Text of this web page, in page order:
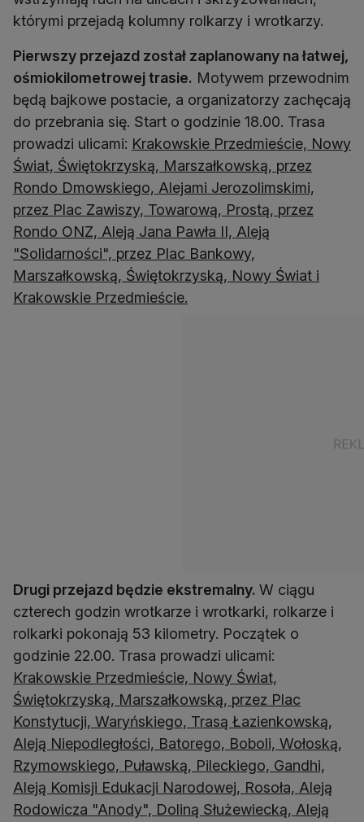
którymi przejadą kolumny rolkarzy i wrotkarzy.
Pierwszy przejazd został zaplanowany na łatwej,
ośmiokilometrowej trasie. Motywem przewodnim
będą bajkowe postacie, a organizatorzy zachęcają
do przebrania się. Start o godzinie 18.00. Trasa
prowadzi ulicami: Krakowskie Przedmieście, Nowy
Świat, Świętokrzyską, Marszałkowską, przez
Rondo Dmowskiego, Alejami Jerozolimskimi,
przez Plac Zawiszy, Towarową, Prostą, przez
Rondo ONZ, Aleją Jana Pawła II, Aleją
"Solidarności", przez Plac Bankowy,
Marszałkowską, Świętokrzyską, Nowy Świat i
Krakowskie Przedmieście.
Drugi przejazd będzie ekstremalny. W ciągu
czterech godzin wrotkarze i wrotkarki, rolkarze i
rolkarki pokonają 53 kilometry. Początek o
godzinie 22.00. Trasa prowadzi ulicami:
Krakowskie Przedmieście, Nowy Świat,
Świętokrzyską, Marszałkowską, przez Plac
Konstytucji, Waryńskiego, Trasą Łazienkowską,
Aleją Niepodległości, Batorego, Boboli, Wołoską,
Rzymowskiego, Puławską, Pileckiego, Gandhi,
Aleją Komisji Edukacji Narodowej, Rosoła, Aleją
Rodowicza "Anody", Doliną Służewiecką, Aleją